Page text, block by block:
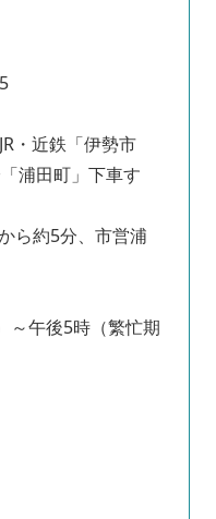
・近鉄「伊勢市
浦田町」下車す
ら約5分、市営浦
～午後5時（繁忙期